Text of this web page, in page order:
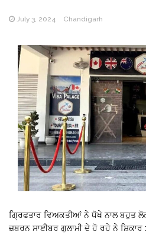
July 3, 2024 Chandigarh
ਗ੍ਰਿਫਤਾਰ ਵਿਅਕਤੀਆਂ ਨੇ ਧੋਖੇ ਨਾਲ ਬਹੁਤ
ਜ਼ਬਰਨ ਸਾਈਬਰ ਗੁਲਾਮੀ ਦੇ ਹੋ ਰਹੇ ਨੇ ਸ਼ਿਕਾਰ :